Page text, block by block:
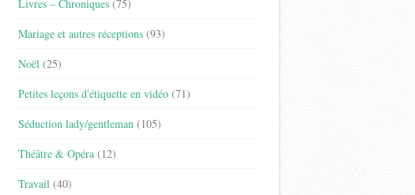
Livres – Chroniques (75)
Mariage et autres réceptions (93)
Noël (25)
Petites leçons d'étiquette en vidéo (71)
Séduction lady/gentleman (105)
Théâtre & Opéra (12)
Travail (40)